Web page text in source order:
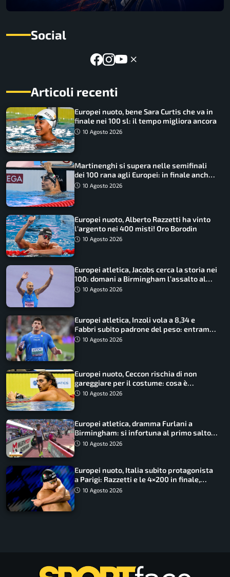
Social
Articoli recenti
Europei nuoto, bene Sara Curtis che va in
finale nei 100 sl: il tempo migliora ancora
10 Agosto 2026
Martinenghi si supera nelle semifinali
dei 100 rana agli Europei: in finale anche
Cerasuolo
10 Agosto 2026
Europei nuoto, Alberto Razzetti ha vinto
l’argento nei 400 misti! Oro Borodin
10 Agosto 2026
Europei atletica, Jacobs cerca la storia nei
100: domani a Birmingham l’assalto al
terzo oro consecutivo
10 Agosto 2026
Europei atletica, Inzoli vola a 8,34 e
Fabbri subito padrone del peso: entrambi
in finale col miglior risultato
10 Agosto 2026
Europei nuoto, Ceccon rischia di non
gareggiare per il costume: cosa è
successo
10 Agosto 2026
Europei atletica, dramma Furlani a
Birmingham: si infortuna al primo salto
ed esce in carrozzina
10 Agosto 2026
Europei nuoto, Italia subito protagonista
a Parigi: Razzetti e le 4×200 in finale,
Quadarella domina gli 800
10 Agosto 2026